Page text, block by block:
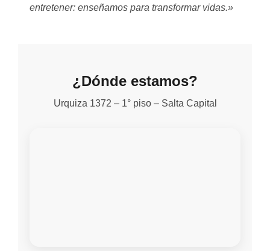
entretener: enseñamos para transformar vidas.»
¿Dónde estamos?
Urquiza 1372 – 1° piso – Salta Capital